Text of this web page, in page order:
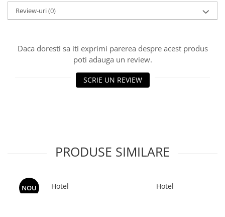
Review-uri(0)
Daca doresti sa iti exprimi parerea despre acest produs
poti adauga un review.
SCRIE UN REVIEW
PRODUSE SIMILARE
NOU Hotel Hotel